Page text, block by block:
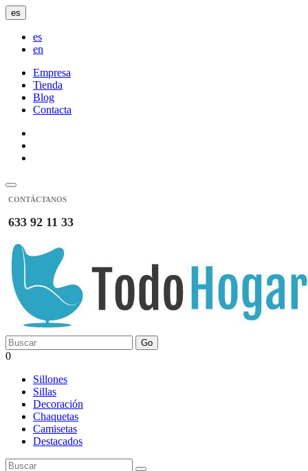
es
es
en
Empresa
Tienda
Blog
Contacta
CONTÁCTANOS
633 92 11 33
Go
0
Sillones
Sillas
Decoración
Chaquetas
Camisetas
Destacados